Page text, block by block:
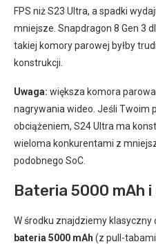
FPS niż S23 Ultra, a spadki
mniejsze. Snapdragon 8 Gen 3
takiej komory parowej byłby
konstrukcji.
Uwaga: większa komora
nagrywania wideo. Jeśli Twoim
obciążeniem, S24 Ultra ma
wieloma konkurentami z
podobnego SoC.
Bateria 5000 mAh i
W środku znajdziemy klasyczny
bateria 5000 mAh (z pull-